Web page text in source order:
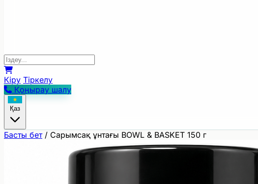
Кіру Тіркелу
Қоңырау шалу
Қаз
Басты бет / Сарымсақ ұнтағы BOWL & BASKET 150 г